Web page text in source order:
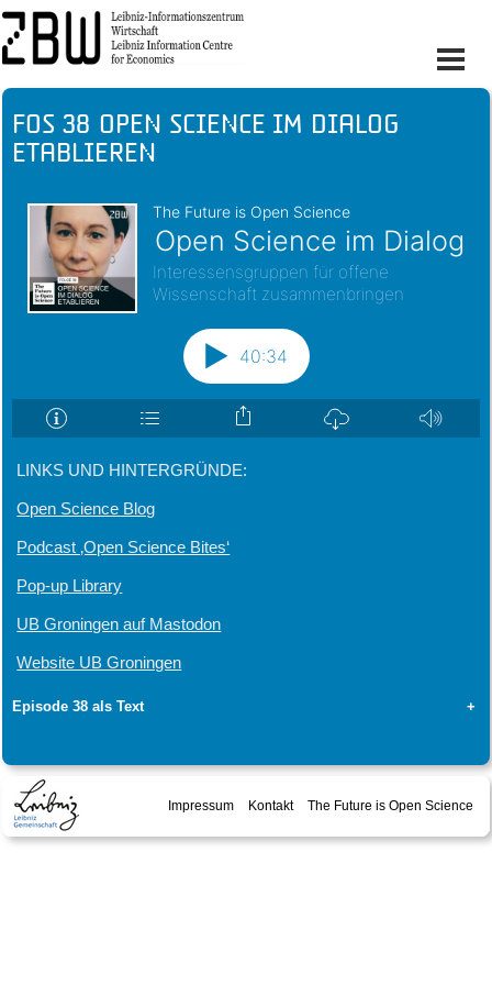
FOS 38 Open Science im Dialog
etablieren
LINKS UND HINTERGRÜNDE:
Open Science Blog
Podcast ‚Open Science Bites‘
Pop-up Library
UB Groningen auf Mastodon
Website UB Groningen
Episode 38 als Text +
Impressum Kontakt The Future is Open Science